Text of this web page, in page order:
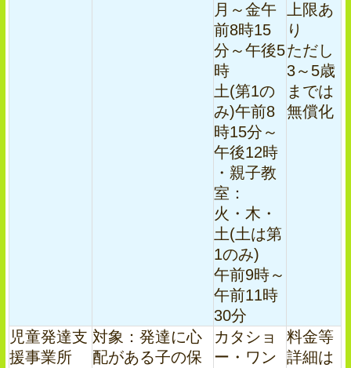
月～金午
前8時15
分～午後5
時
土(第1の
み)午前8
時15分～
午後12時
・親子教
室：
火・木・
土(土は第
1のみ)
午前9時～
午前11時
30分
上限あ
り
ただし
3～5歳
までは
無償化
児童発達支
援事業所
対象：発達に心
配がある子の保
カタショ
ー・ワン
料金等
詳細は